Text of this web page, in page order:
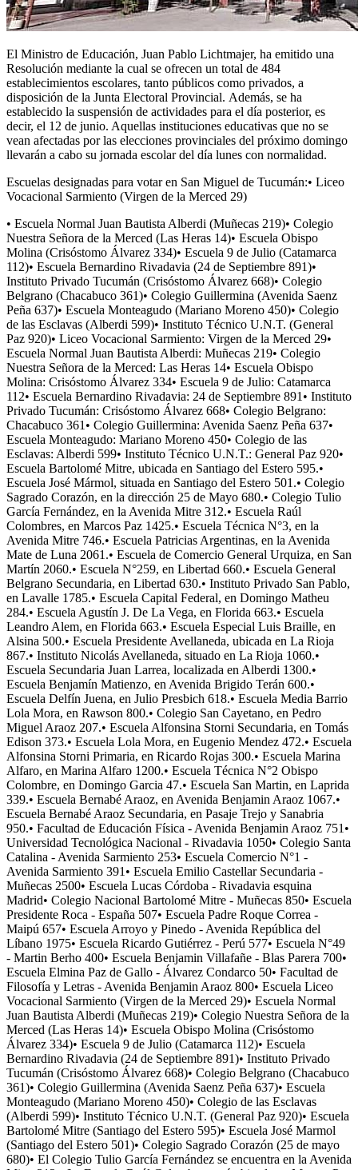
El Ministro de Educación, Juan Pablo Lichtmajer, ha emitido una
Resolución mediante la cual se ofrecen un total de 484
establecimientos escolares, tanto públicos como privados, a
disposición de la Junta Electoral Provincial. Además, se ha
establecido la suspensión de actividades para el día posterior, es
decir, el 12 de junio. Aquellas instituciones educativas que no se
vean afectadas por las elecciones provinciales del próximo domingo
llevarán a cabo su jornada escolar del día lunes con normalidad.
Escuelas designadas para votar en San Miguel de Tucumán:• Liceo
Vocacional Sarmiento (Virgen de la Merced 29)
• Escuela Normal Juan Bautista Alberdi (Muñecas 219)• Colegio Nuestra Señora de la Merced (Las Heras 14)• Escuela Obispo Molina (Crisóstomo Álvarez 334)• Escuela 9 de Julio (Catamarca 112)• Escuela Bernardino Rivadavia (24 de Septiembre 891)• Instituto Privado Tucumán (Crisóstomo Álvarez 668)• Colegio Belgrano (Chacabuco 361)• Colegio Guillermina (Avenida Saenz Peña 637)• Escuela Monteagudo (Mariano Moreno 450)• Colegio de las Esclavas (Alberdi 599)• Instituto Técnico U.N.T. (General Paz 920)• Liceo Vocacional Sarmiento: Virgen de la Merced 29• Escuela Normal Juan Bautista Alberdi: Muñecas 219• Colegio Nuestra Señora de la Merced: Las Heras 14• Escuela Obispo Molina: Crisóstomo Álvarez 334• Escuela 9 de Julio: Catamarca 112• Escuela Bernardino Rivadavia: 24 de Septiembre 891• Instituto Privado Tucumán: Crisóstomo Álvarez 668• Colegio Belgrano: Chacabuco 361• Colegio Guillermina: Avenida Saenz Peña 637• Escuela Monteagudo: Mariano Moreno 450• Colegio de las Esclavas: Alberdi 599• Instituto Técnico U.N.T.: General Paz 920• Escuela Bartolomé Mitre, ubicada en Santiago del Estero 595.• Escuela José Mármol, situada en Santiago del Estero 501.• Colegio Sagrado Corazón, en la dirección 25 de Mayo 680.• Colegio Tulio García Fernández, en la Avenida Mitre 312.• Escuela Raúl Colombres, en Marcos Paz 1425.• Escuela Técnica N°3, en la Avenida Mitre 746.• Escuela Patricias Argentinas, en la Avenida Mate de Luna 2061.• Escuela de Comercio General Urquiza, en San Martín 2060.• Escuela N°259, en Libertad 660.• Escuela General Belgrano Secundaria, en Libertad 630.• Instituto Privado San Pablo, en Lavalle 1785.• Escuela Capital Federal, en Domingo Matheu 284.• Escuela Agustín J. De La Vega, en Florida 663.• Escuela Leandro Alem, en Florida 663.• Escuela Especial Luis Braille, en Alsina 500.• Escuela Presidente Avellaneda, ubicada en La Rioja 867.• Instituto Nicolás Avellaneda, situado en La Rioja 1060.• Escuela Secundaria Juan Larrea, localizada en Alberdi 1300.• Escuela Benjamín Matienzo, en Avenida Brigido Terán 600.• Escuela Delfín Juena, en Julio Presbich 618.• Escuela Media Barrio Lola Mora, en Rawson 800.• Colegio San Cayetano, en Pedro Miguel Araoz 207.• Escuela Alfonsina Storni Secundaria, en Tomás Edison 373.• Escuela Lola Mora, en Eugenio Mendez 472.• Escuela Alfonsina Storni Primaria, en Ricardo Rojas 300.• Escuela Marina Alfaro, en Marina Alfaro 1200.• Escuela Técnica N°2 Obispo Colombre, en Domingo Garcia 47.• Escuela San Martin, en Laprida 339.• Escuela Bernabé Araoz, en Avenida Benjamin Araoz 1067.• Escuela Bernabé Araoz Secundaria, en Pasaje Trejo y Sanabria 950.• Facultad de Educación Física - Avenida Benjamin Araoz 751• Universidad Tecnológica Nacional - Rivadavia 1050• Colegio Santa Catalina - Avenida Sarmiento 253• Escuela Comercio N°1 - Avenida Sarmiento 391• Escuela Emilio Castellar Secundaria - Muñecas 2500• Escuela Lucas Córdoba - Rivadavia esquina Madrid• Colegio Nacional Bartolomé Mitre - Muñecas 850• Escuela Presidente Roca - España 507• Escuela Padre Roque Correa - Maipú 657• Escuela Arroyo y Pinedo - Avenida República del Líbano 1975• Escuela Ricardo Gutiérrez - Perú 577• Escuela N°49 - Martin Berho 400• Escuela Benjamin Villafañe - Blas Parera 700• Escuela Elmina Paz de Gallo - Álvarez Condarco 50• Facultad de Filosofía y Letras - Avenida Benjamin Araoz 800• Escuela Liceo Vocacional Sarmiento (Virgen de la Merced 29)• Escuela Normal Juan Bautista Alberdi (Muñecas 219)• Colegio Nuestra Señora de la Merced (Las Heras 14)• Escuela Obispo Molina (Crisóstomo Álvarez 334)• Escuela 9 de Julio (Catamarca 112)• Escuela Bernardino Rivadavia (24 de Septiembre 891)• Instituto Privado Tucumán (Crisóstomo Álvarez 668)• Colegio Belgrano (Chacabuco 361)• Colegio Guillermina (Avenida Saenz Peña 637)• Escuela Monteagudo (Mariano Moreno 450)• Colegio de las Esclavas (Alberdi 599)• Instituto Técnico U.N.T. (General Paz 920)• Escuela Bartolomé Mitre (Santiago del Estero 595)• Escuela José Marmol (Santiago del Estero 501)• Colegio Sagrado Corazón (25 de mayo 680)• El Colegio Tulio García Fernández se encuentra en la Avenida Mitre 312.• La Escuela Raúl Colombres está ubicada en Marcos Paz 1425.• La Escuela Técnica N°3 está en la Avenida Mitre 746.• La Escuela Patricias Argentinas se encuentra en la Avenida Mate de Luna 2061.• La Escuela de Comercio General Urquiza se ubica en San Martín 2060.• La Escuela N°259 se encuentra en Libertad 660.• La Escuela General Belgrano Secundaria se encuentra en Libertad 630.• El Instituto Privado San Pablo está ubicado en Lavalle 1785.• La Escuela Capital Federal se encuentra en Domingo Matheu 284.• La Escuela Agustín J. De La Vega se ubica en Florida 663.• La Escuela Leandro Alem también está en Florida 663.• La Escuela Especial Luis Braille se encuentra en Alsina 500.• La Escuela Presidente Avellaneda está ubicada en La Rioja 867.• El Instituto Nicolás Avellaneda se ubica en La Rioja 1060.• La Escuela Secundaria Juan Larrea se encuentra en Alberdi 1300.• Escuela Benjamín Matienzo, ubicada en Avenida Brigido Terán 600.• Escuela Delfín Juena, situada en Julio Presbich 618.• Escuela Media Barrio Lola Mora, en Rawson 800.• Colegio San Cayetano, en Pedro Miguel Araoz 207.• Escuela Secundaria Alfonsina Storni, en Tomás Edison 373.• Escuela Lola Mora, en Eugenio Mendez 472.• Escuela Primaria Alfonsina Storni, en Ricardo Rojas 300.• Escuela Marina Alfaro, en Marina Alfaro 1200.• Escuela Técnica N°2 Obispo Colombre, en Domingo Garcia 47.• Escuela San Martin, en Laprida 339.• Escuela Bernabé Araoz, en Avenida Benjamin Araoz 1067.• Escuela Secundaria Bernabé Araoz, en Pasaje Trejo y Sanabria 950.• Facultad de Educación Física, en Avenida Benjamin Araoz 751.• Universidad Tecnológica Nacional, en Rivadavia 1050.• Colegio Santa Catalina, en Avenida Sarmiento 253.• Escuela Comercio N°1, en Avenida Sarmiento 391.• La Escuela Emilio Castellar Secundaria se encuentra ubicada en Muñecas 2500.• La Escuela Lucas Córdoba está situada en la esquina de Rivadavia y Madrid.• Puedes acudir al Colegio Nacional Bartolomé Mitre, localizado en Muñecas 850.• La Escuela Presidente Roca se encuentra en España 507.• Dirígete a la Escuela Padre Roque Correa en Maipú 657.• La Escuela Arroyo y Pinedo se ubica en Avenida República del Líbano 1975.• La dirección de la Escuela Ricardo Gutiérrez es Perú 577.• Puedes acudir a la Escuela N°49 en Martin Berho 400.• La Escuela Benjamin Villafañe está en Blas Parera 700.• La Escuela Elmina Paz de Gallo se encuentra en Álvarez Condarco 50.• La Facultad de Filosofía y Letras se encuentra en Avenida Benjamin Araoz 800.• El Colegio Santo Tomás está situado en Pedro de Mendoza 180.• Dirígete a la Escuela Secundaria B° San Ramón en Avenida San Ramón 1000.• La Escuela Media Ramón A. Araujo se encuentra en José I. Warnes 500.• Puedes acudir al Colegio Nuestra Señora de Fatima, ubicado en Muñecas 1570.• El Instituto María Montessori se encuentra en Avenida Belgrano 2060.• La Escuela Secundaria República Oriental del Uruguay está en España 1555.• La dirección de la Escuela Miguel Lillo es España 1765.• Escuela Técnica N°4 Juan XXIII (ubicada en Chile 2151).• Colegio Don Orione (ubicado en Avenida República de Líbano 2148).• Escuela Monseñor Blas V. Conrero (ubicada en Emilio Castelar 1903).• Escuela Zenon Santillan (ubicada en la esquina de Castelli y Pasaje Unamuno).• Escuela Manuel Lainez (ubicada en la esquina de Isabel la Católica y Castro Barros).• Escuela Idelfonso de las Muñecas (ubicada en Federico Helguera 2300).• Escuela Salustiano Zavalia (ubicada en la esquina de Necochea y Pasaje Monserrat).• Escuela Ejército Argentino (ubicada en Castro Barros 1700).• Escuela Especial Elsa Ruggeri de Fabio (ubicada en Ecuador 3800).• Escuela República del Paraguay (ubicada en Chile 3500).• Colegio Nuestra Señora de Monserrat (ubicado en Colombia 2937).• Colegio San José de Calasanz (ubicado en Italia 3302).• Escuela Secundaria Campo Norte (ubicada en Bolivia 2500).• Escuela Nueva Esperanza (ubicada en Perú 4500).• Escuela de Comercio N°4 (ubicada en la intersección de Bel. Roldan y Perú, Barrio Oeste II).• Escuela Soberanía Nacional (ubicada en Bolivia 4100).• Colegio Nueva América (ubicado en Perú 3733).• Colegio Nuestra Señora de Luján (Don Bosco 2645)• Colegio Almafuerte (Avenida Belgrano 3500)• Escuela Marcos Paz (Mendoza 2680)• Escuela Gabriela Mistral (Juan José Paso 167)• Escuela Paul Groussac (España 2780)• Escuela A. García Hamilton (Felix de Olazabal 350)• Colegio San Ignacio de Loyola (Belisario Roldán 150)• Instituto Kinder (Esteban Echeverría 256)• Escuela Técnica N°5 (Patricias Argentinas 383)• Escuela Scalabrini Ortiz (Pasaje Benjamín Paz 231)• Escuela Periodismo Argentino (Pasaje Benjamín Paz 251)• Escuela Marcos Avellaneda (Lavalle 3461)• Instituto Adventista de Tucumán (San Lorenzo 1910)• Escuela Capitán de los Andes (Alsina 4771)• Escuela Media Barrio Presidente Perón (Av. Independencia 4000)• Escuela Para La Vida (Rufino Cossio 1100)• Escuela Mutual Policial (Avenida Independencia esquina Gorriti)• Escuela 248 Primaria (Lincoln 1451)• Escuela Lizondo Borda (Pueyrredón 949)• Facultad de Ciencias Económicas (Avenida Independencia y Pellegrini)• Escuela Alfredo Cosson (Coronel Zelaya 1600)• Escuela Secundaria J.L. Nougues, ubicada en Larrea 3050.• Escuela Secundaria Maestro Arancibia, situada en Torres Posse 2800.• Escuela S.S. Juan Pablo II, localizada en la esquina de Juan Padros y Flavio Virla.• Escuela Secundaria del barrio San Miguel, en Vicente de Gallo 2700.• Escuela Campo de las Carreras, en Avenida Néstor Kirchner 1444.• Escuela Silvano Bores, en O'Higgins 1145.• Escuela 372-Campo de las Carreras, en Alsina 1455.• Escuela Secundaria del barrio Victoria, en Matheu 1803.• Escuela Secundaria del barrio Sutiaga, en la intersección de Avenida Colón y Elidoro Araoz.• Escuela Elidoro Araoz, en Elidoro Araoz 1750.• Escuela Obispo Colombres, en Frías Silva 2800.• Escuela de Todos, en Libertad 2300.• Escuela Guillermo Griet, en Magallanes 950.• Escuela Dean Funes, en Pasaje Oll